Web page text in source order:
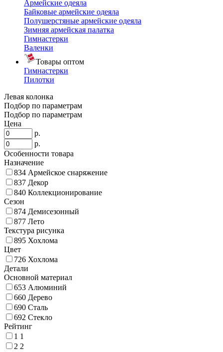
Армейские одеяла
Байковые армейские одеяла
Полушерстяные армейские одеяла
Зимняя армейская палатка
Гимнастерки
Валенки
Товары оптом
Гимнастерки
Пилотки
Левая колонка
Подбор по параметрам
Подбор по параметрам
Цена
р.
р.
Особенности товара
Назначение
834 Армейское снаряжение
837 Декор
840 Коллекционирование
Сезон
874 Демисезонный
877 Лето
Текстура рисунка
895 Хохлома
Цвет
726 Хохлома
Детали
Основной материал
653 Алюминий
660 Дерево
690 Сталь
692 Стекло
Рейтинг
1 1
2 2